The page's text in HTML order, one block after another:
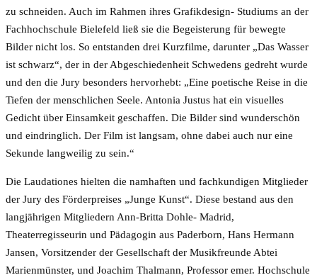
zu schneiden. Auch im Rahmen ihres Grafikdesign- Studiums an der
Fachhochschule Bielefeld ließ sie die Begeisterung für bewegte
Bilder nicht los. So entstanden drei Kurzfilme, darunter „Das Wasser
ist schwarz“, der in der Abgeschiedenheit Schwedens gedreht wurde
und den die Jury besonders hervorhebt: „Eine poetische Reise in die
Tiefen der menschlichen Seele. Antonia Justus hat ein visuelles
Gedicht über Einsamkeit geschaffen. Die Bilder sind wunderschön
und eindringlich. Der Film ist langsam, ohne dabei auch nur eine
Sekunde langweilig zu sein.“
Die Laudationes hielten die namhaften und fachkundigen Mitglieder
der Jury des Förderpreises „Junge Kunst“. Diese bestand aus den
langjährigen Mitgliedern Ann-Britta Dohle- Madrid,
Theaterregisseurin und Pädagogin aus Paderborn, Hans Hermann
Jansen, Vorsitzender der Gesellschaft der Musikfreunde Abtei
Marienmünster, und Joachim Thalmann, Professor emer. Hochschule